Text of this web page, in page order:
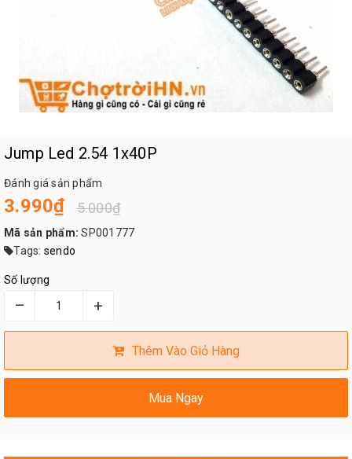
Jump Led 2.54 1x40P
Đánh giá sản phẩm
3.990₫ 5.000₫
Mã sản phẩm: SP001777
Tags: sendo
Số lượng
– +
Thêm Vào Giỏ Hàng
Mua Ngay